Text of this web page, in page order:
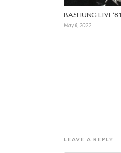
BASHUNG LIVE’81
May 8, 2022
LEAVE A REPLY